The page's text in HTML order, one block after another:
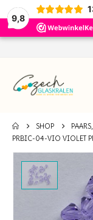
9,8
SHOP
PRBIC-04-VIO VIOLET